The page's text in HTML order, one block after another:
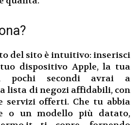
del sito è intuitivo: inserisci
dispositivo Apple, la tua
secondi avrai a
lista di negozi affidabili, con
servizi offerti. Che tu abbia
o un modello più datato,